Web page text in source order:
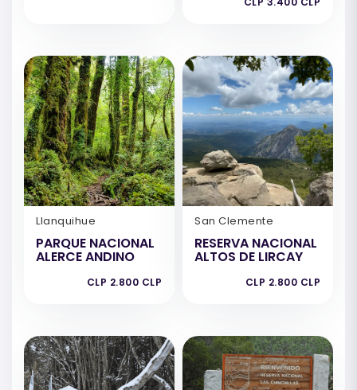
Llanquihue
PARQUE NACIONAL
ALERCE ANDINO
CLP 2.800 CLP
San Clemente
RESERVA NACIONAL
ALTOS DE LIRCAY
CLP 2.800 CLP